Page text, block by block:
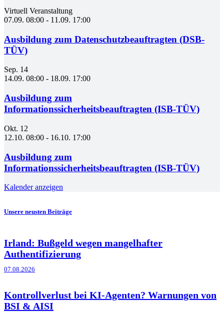
Virtuell Veranstaltung
07.09. 08:00 - 11.09. 17:00
Ausbildung zum Datenschutzbeauftragten (DSB-
TÜV)
Sep. 14
14.09. 08:00 - 18.09. 17:00
Ausbildung zum
Informationssicherheitsbeauftragten (ISB-TÜV)
Okt. 12
12.10. 08:00 - 16.10. 17:00
Ausbildung zum
Informationssicherheitsbeauftragten (ISB-TÜV)
Kalender anzeigen
Unsere neusten Beiträge
Irland: Bußgeld wegen mangelhafter
Authentifizierung
07.08.2026
Kontrollverlust bei KI-Agenten? Warnungen von
BSI & AISI